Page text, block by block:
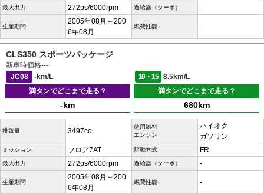
最大出力 272ps/6000rpm 過給器（ターボ） -
生産期間
2005年08月～200
6年08月
燃費性能 -
CLS350 スポーツパッケージ
新車時価格---
JC08
-km/L 10・15
8.5km/L
満タンでどこまで走る？
-km
満タンでどこまで走る？
680km
排気量 3497cc
使用燃料
エンジン
ハイオク
ガソリン
ミッション フロア7AT 駆動方式 FR
最大出力 272ps/6000rpm 過給器（ターボ） -
生産期間
2005年08月～200
6年08月
燃費性能 -